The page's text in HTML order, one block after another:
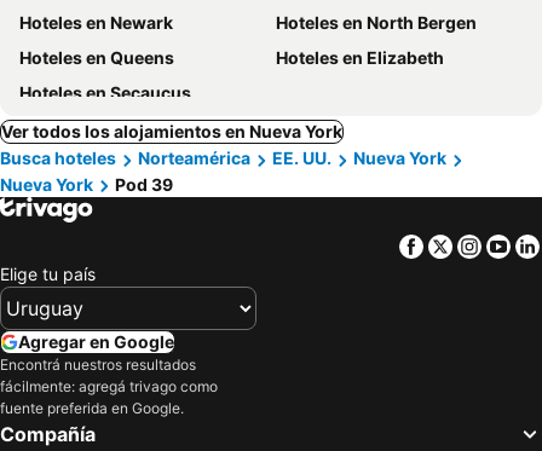
Hoteles en Newark
Hoteles en North Bergen
Hoteles en Queens
Hoteles en Elizabeth
Hoteles en Secaucus
Ver todos los alojamientos en Nueva York
Busca hoteles
Norteamérica EE. UU.
Nueva York
Nueva York
Pod 39
Facebook
Twitter
Elige tu país
Agregar en Google
Encontrá nuestros resultados
fácilmente: agregá trivago como
fuente preferida en Google.
Compañía